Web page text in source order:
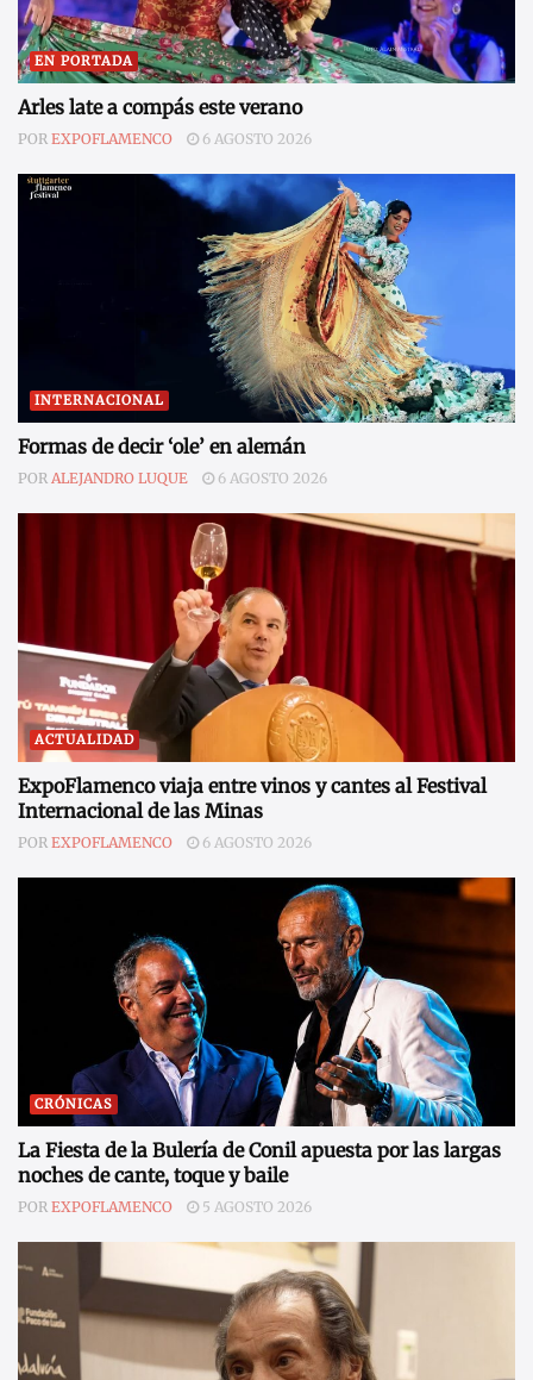
EN PORTADA
Arles late a compás este verano
POR EXPOFLAMENCO 6 AGOSTO 2026
INTERNACIONAL
Formas de decir ‘ole’ en alemán
POR ALEJANDRO LUQUE 6 AGOSTO 2026
ACTUALIDAD
ExpoFlamenco viaja entre vinos y cantes al Festival
Internacional de las Minas
POR EXPOFLAMENCO 6 AGOSTO 2026
CRÓNICAS
La Fiesta de la Bulería de Conil apuesta por las largas
noches de cante, toque y baile
POR EXPOFLAMENCO 5 AGOSTO 2026